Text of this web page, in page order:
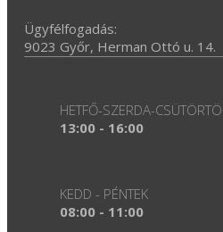
Ügyfélfogadás:
9023 Győr, Herman Ottó u. 14.
HETFŐ-SZERDA-
13:00 - 16:00
KEDD - PÉNTEK
08:00 - 11:00